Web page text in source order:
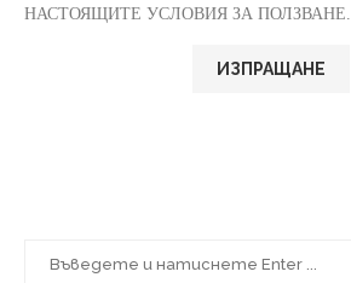
НАСТОЯЩИТЕ УСЛОВИЯ ЗА ПОЛЗВАНЕ.